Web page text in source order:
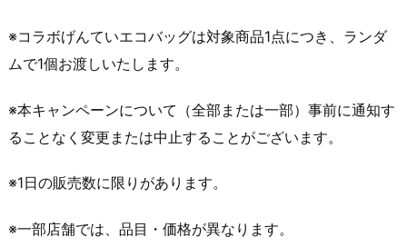
※コラボげんていエコバッグは対象商品1点につき、ランダ
ムで1個お渡しいたします。
※本キャンペーンについて（全部または一部）事前に通知す
ることなく変更または中止することがございます。
※1日の販売数に限りがあります。
※一部店舗では、品目・価格が異なります。